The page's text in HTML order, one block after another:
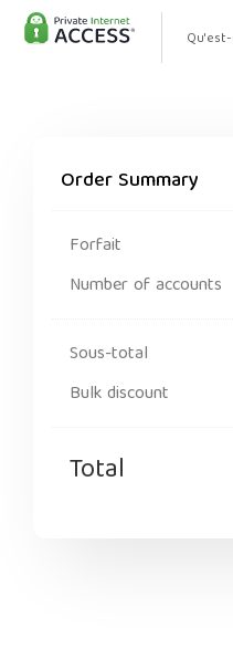
Order Summary
Forfait
Number of accounts
Sous-total
Bulk discount
Total